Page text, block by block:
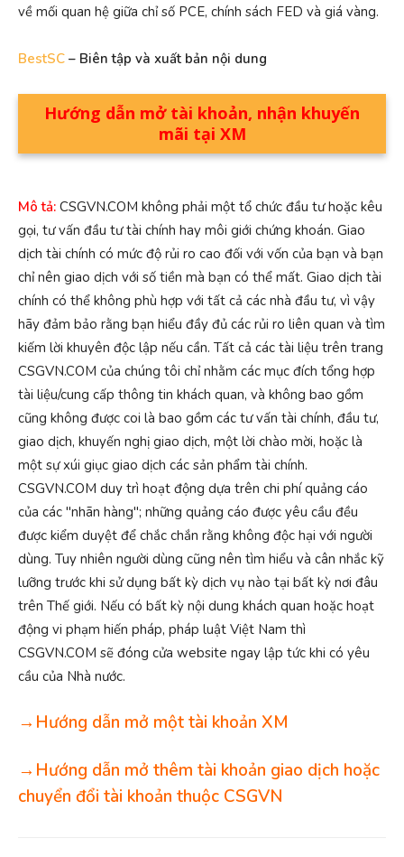
về mối quan hệ giữa chỉ số PCE, chính sách FED và giá vàng.
BestSC – Biên tập và xuất bản nội dung
Hướng dẫn mở tài khoản, nhận khuyến
mãi tại XM
Mô tả: CSGVN.COM không phải một tổ chức đầu tư hoặc kêu
gọi, tư vấn đầu tư tài chính hay môi giới chứng khoán. Giao
dịch tài chính có mức độ rủi ro cao đối với vốn của bạn và bạn
chỉ nên giao dịch với số tiền mà bạn có thể mất. Giao dịch tài
chính có thể không phù hợp với tất cả các nhà đầu tư, vì vậy
hãy đảm bảo rằng bạn hiểu đầy đủ các rủi ro liên quan và tìm
kiếm lời khuyên độc lập nếu cần. Tất cả các tài liệu trên trang
CSGVN.COM của chúng tôi chỉ nhằm các mục đích tổng hợp
tài liệu/cung cấp thông tin khách quan, và không bao gồm
cũng không được coi là bao gồm các tư vấn tài chính, đầu tư,
giao dịch, khuyến nghị giao dịch, một lời chào mời, hoặc là
một sự xúi giục giao dịch các sản phẩm tài chính.
CSGVN.COM duy trì hoạt động dựa trên chi phí quảng cáo
của các "nhãn hàng"; những quảng cáo được yêu cầu đều
được kiểm duyệt để chắc chắn rằng không độc hại với người
dùng. Tuy nhiên người dùng cũng nên tìm hiểu và cân nhắc kỹ
lưỡng trước khi sử dụng bất kỳ dịch vụ nào tại bất kỳ nơi đâu
trên Thế giới. Nếu có bất kỳ nội dung khách quan hoặc hoạt
động vi phạm hiến pháp, pháp luật Việt Nam thì
CSGVN.COM sẽ đóng cửa website ngay lập tức khi có yêu
cầu của Nhà nước.
→Hướng dẫn mở một tài khoản XM
→Hướng dẫn mở thêm tài khoản giao dịch hoặc
chuyển đổi tài khoản thuộc CSGVN